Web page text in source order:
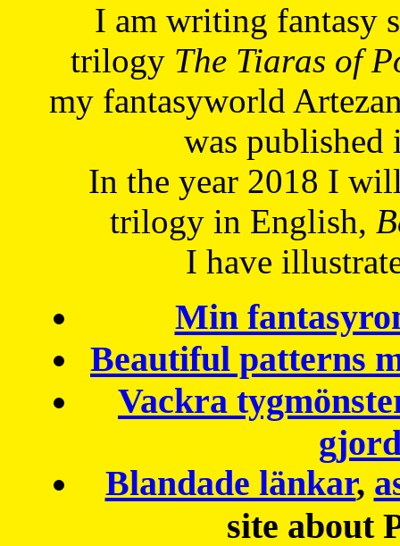
I am writing fantasy
trilogy The Tiaras of
my fantasyworld
was published
In the year 2018 I
trilogy in English,
I have
Min
Beautiful patterns
Vackra
Blandade länkar,
site about